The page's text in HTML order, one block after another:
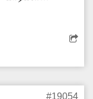
அந்த
பாதிப்பு
அதிகாரிகள்
#19054